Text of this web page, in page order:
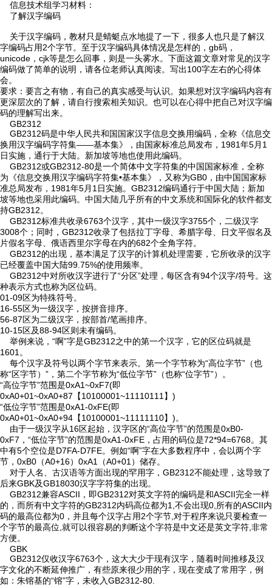
信息技术组学习材料：
了解汉字编码
关于汉字编码，教材只是蜻蜓点水地提了一下，很多人也只是了解汉
字编码占用2个字节。至于汉字编码具体情况是怎样的，gb码，
unicode，cjk等是怎么回事，则是一头雾水。下面这篇文章对常见的汉字
编码做了简单的说明，请各位老师认真阅读。写出100字左右的心得体
会。
要求：要言之有物，有自己的真实感受与认识。如果想对汉字编码内容有
更深层次的了解，请自行搜索相关知识。也可以在心得中把自己对汉字编
码的理解写出来。
GB2312
GB2312码是中华人民共和国国家汉字信息交换用编码，全称《信息交
换用汉字编码字符集——基本集》，由国家标准总局发布，1981年5月1
日实施，通行于大陆。新加坡等地也使用此编码。
GB2312或GB2312-80是一个简体中文字符集的中国国家标准，全称
为《信息交换用汉字编码字符集•基本集》，又称为GB0，由中国国家标
准总局发布，1981年5月1日实施。GB2312编码通行于中国大陆；新加
坡等地也采用此编码。中国大陆几乎所有的中文系统和国际化的软件都支
持GB2312。
GB2312标准共收录6763个汉字，其中一级汉字3755个，二级汉字
3008个；同时，GB2312收录了包括拉丁字母、希腊字母、日文平假名及
片假名字母、俄语西里尔字母在内的682个全角字符。
GB2312的出现，基本满足了汉字的计算机处理需要，它所收录的汉字
已经覆盖中国大陆99.75%的使用频率。
GB2312中对所收汉字进行了“分区”处理，每区含有94个汉字/符号。这
种表示方式也称为区位码。
01-09区为特殊符号。
16-55区为一级汉字，按拼音排序。
56-87区为二级汉字，按部首/笔画排序。
10-15区及88-94区则未有编码。
举例来说，“啊”字是GB2312之中的第一个汉字，它的区位码就是
1601。
每个汉字及符号以两个字节来表示。第一个字节称为“高位字节”（也
称“区字节）”，第二个字节称为“低位字节”（也称“位字节”）。
“高位字节”范围是0xA1~0xF7(即
0xA0+01~0xA0+87【10100001~11110111】)
“低位字节”范围是0xA1-0xFE(即
0xA0+01~0xA0+94【10100001~11111110】)。
由于一级汉字从16区起始，汉字区的“高位字节”的范围是0xB0-
0xF7，“低位字节”的范围是0xA1-0xFE，占用的码位是72*94=6768。其
中有5个空位是D7FA-D7FE。例如“啊”字在大多数程序中，会以两个字
节，0xB0（A0+16）0xA1（A0+01）储存。
对于人名、古汉语等方面出现的罕用字，GB2312不能处理，这导致了
后来GBK及GB18030汉字字符集的出现。
GB2312兼容ASCII，即GB2312对英文字符的编码是和ASCII完全一样
的，而所有中文字符的GB2312内码高位都为1,不会出现0,所有的ASCII内
码的最高位都为0，并且每个汉字占用2个字节,对于程序来说只要检查一
个字节的最高位,就可以很容易的判断这个字符是中文还是英文字符,非常
方便。
GBK
GB2312仅收汉字6763个，这大大少于现有汉字，随着时间推移及汉
字文化的不断延伸推广，有些原来很少用的字，现在变成了常用字，例
如：朱镕基的“镕”字，未收入GB2312-80.
 首页
 学校概况
 信息公开
 教学教研
 最新公告
 校园新闻
 科学技术实验校